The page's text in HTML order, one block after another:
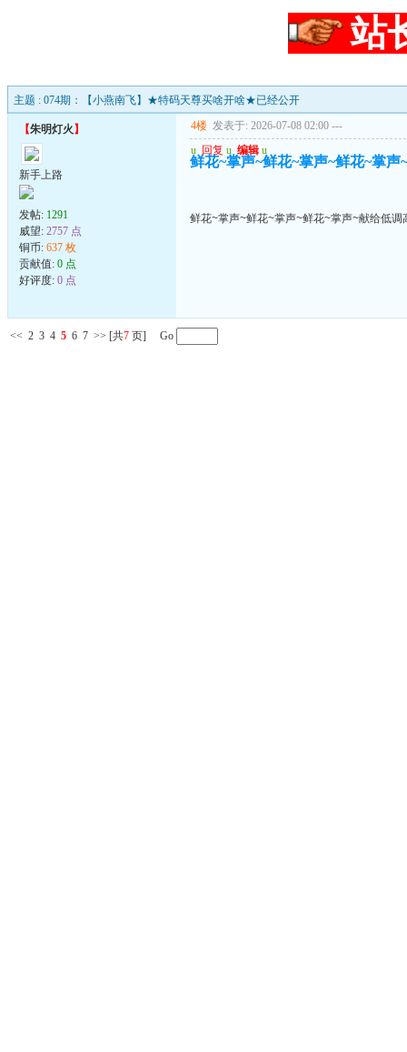
站
主题 : 074期：【小燕南飞】★特码天尊买啥开啥★已经公开
【朱明灯火 】
新手上路
发帖: 1291
威望: 2757 点
铜币: 637 枚
贡献值: 0 点
好评度: 0 点
4楼 发表于: 2026-07-08 02:00 ---
u 回复 u 编辑 u
鲜花~掌声~鲜花~掌声~鲜花~掌声
鲜花~掌声~鲜花~掌声~鲜花~掌声~献给低调
<< 2 3 4 5 6 7 >> [共7 页] Go